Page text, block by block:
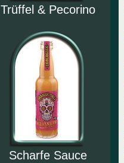
Trüffel & Pecorino
Scharfe Sauce